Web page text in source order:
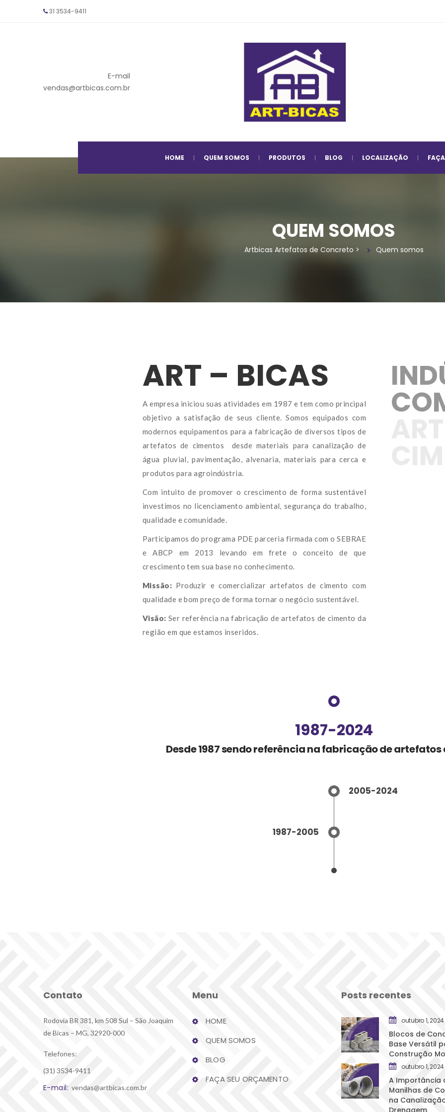
31 3534-9411
E-mail
vendas@artbicas.com.br
HOME QUEM SOMOS PRODUTOS BLOG LOCALIZAÇÃO
QUEM SOMOS
Artbicas Artefatos de Concreto > Quem somo
ART – BICAS
A empresa iniciou suas atividades em 1987 e tem como principal
objetivo a satisfação de seus cliente. Somos equipados com
modernos equipamentos para a fabricação de diversos tipos de
artefatos de cimentos desde materiais para canalização de
água pluvial, pavimentação, alvenaria, materiais para cerca e
produtos para agroindústria.
Com intuito de promover o crescimento de forma sustentável
investimos no licenciamento ambiental, segurança do trabalho,
qualidade e comunidade.
Participamos do programa PDE parceria firmada com o SEBRAE
e ABCP em 2013 levando em frete o conceito de que
crescimento tem sua base no conhecimento.
Missão: Produzir e comercializar artefatos de cimento com
qualidade e bom preço de forma tornar o negócio sustentável.
Visão: Ser referência na fabricação de artefatos de cimento da
região em que estamos inseridos.
1987-2024
Desde 1987 sendo referência na fabricação de
2005-2024
1987-2005
Contato
Rodovia BR 381, km 508 Sul – São Joaquim
de Bicas – MG, 32920-000
Telefones:
(31) 3534-9411
E-mail: vendas@artbicas.com.br
Menu
HOME
QUEM SOMOS
BLOG
FAÇA SEU ORÇAMENTO
Posts recente
outubro 1, 2024
Blocos de
Base Versátil
Construção
outubro 1, 2024
A Importância
Manilhas de
na
Drenagem